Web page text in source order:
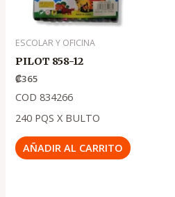
ESCOLAR Y OFICINA
PILOT 858-12
₡365
COD 834266
240 PQS X BULTO
AÑADIR AL CARRITO